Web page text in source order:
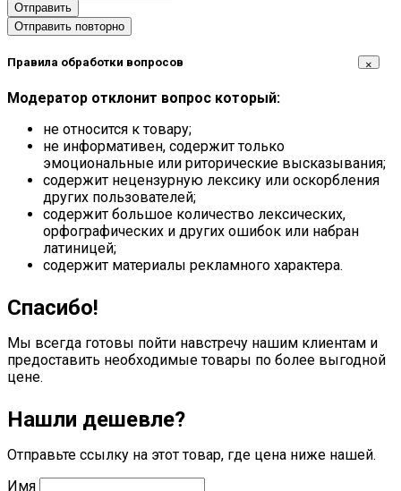
Отправить
Отправить повторно
Правила обработки вопросов ×
Модератор отклонит вопрос который:
не относится к товару;
не информативен, содержит только
эмоциональные или риторические высказывания;
содержит нецензурную лексику или оскорбления
других пользователей;
содержит большое количество лексических,
орфографических и других ошибок или набран
латиницей;
содержит материалы рекламного характера.
Спасибо!
Мы всегда готовы пойти навстречу нашим клиентам и
предоставить необходимые товары по более выгодной
цене.
Нашли дешевле?
Отправьте ссылку на этот товар, где цена ниже нашей.
Имя